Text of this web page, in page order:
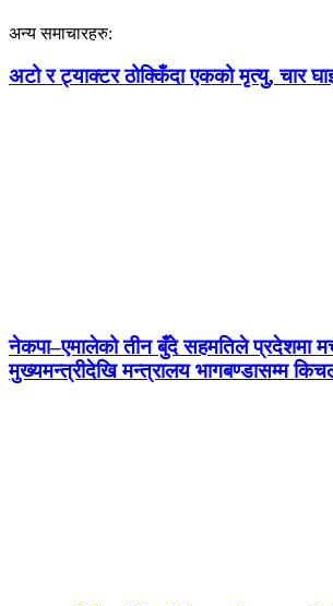
अन्य समाचारहरु:
अटो र ट्याक्टर ठोक्किँदा एकको मृत्यु, चार
नेकपा–एमालेको तीन बुँदे सहमतिले प्रदेशमा
मुख्यमन्त्रीदेखि मन्त्रालय भागबण्डासम्म